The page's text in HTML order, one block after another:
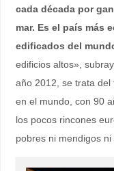
cada década por
mar. Es el país más
edificados del
edificios altos»,
año 2012, se trata
en el mundo, con 90
los pocos rincones
pobres ni mendigos ni